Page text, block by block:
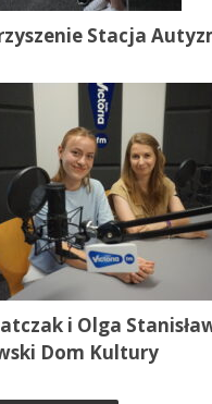
Stacja
i Olga
Dom Kultury